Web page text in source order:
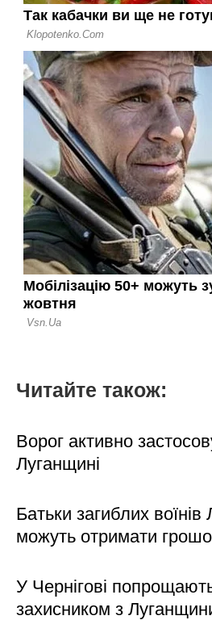
Читайте також:
Ворог активно
Луганщині
Батьки загиблих
можуть отримати
У Чернігові
захисником з